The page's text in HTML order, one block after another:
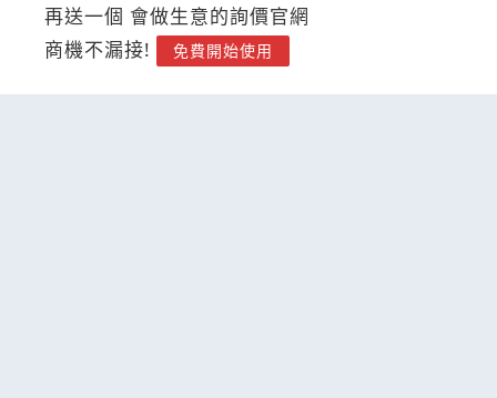
再送一個 會做生意的詢價官網
商機不漏接!
免費開始使用